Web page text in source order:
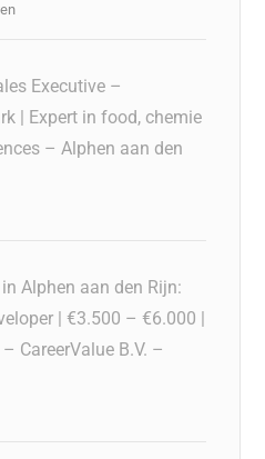
Executive –
| Expert in food, chemie
– Alphen aan den
Alphen aan den Rijn:
| €3.500 – €6.000 |
CareerValue B.V. –